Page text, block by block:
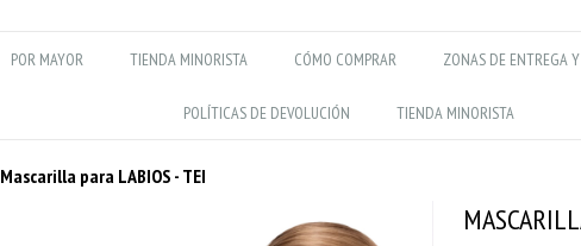
POR MAYOR TIENDA MINORISTA CÓMO COMPRAR ZONAS DE ENTREGA
POLÍTICAS DE DEVOLUCIÓN TIENDA MINORISTA
Mascarilla para LABIOS - TEI